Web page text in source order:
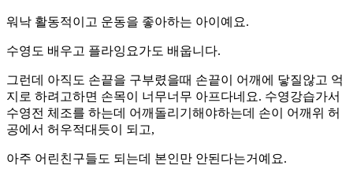
워낙 활동적이고 운동을 좋아하는 아이예요.
수영도 배우고 플라잉요가도 배웁니다.
그런데 아직도 손끝을 구부렸을때 손끝이 어깨에 닿질않고 억
지로 하려고하면 손목이 너무너무 아프다네요. 수영강습가서
수영전 체조를 하는데 어깨돌리기해야하는데 손이 어깨위 허
공에서 허우적대듯이 되고,
아주 어린친구들도 되는데 본인만 안된다는거예요.